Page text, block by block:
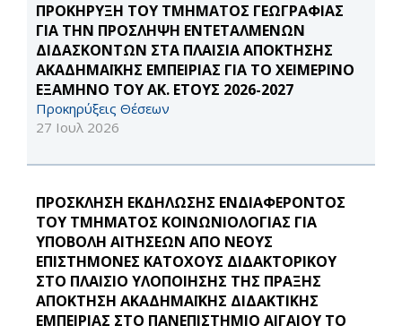
ΠΡΟΚΗΡΥΞΗ ΤΟΥ ΤΜΗΜΑΤΟΣ ΓΕΩΓΡΑΦΙΑΣ
ΓΙΑ ΤΗΝ ΠΡΟΣΛΗΨΗ ΕΝΤΕΤΑΛΜΕΝΩΝ
ΔΙΔΑΣΚΟΝΤΩΝ ΣΤΑ ΠΛΑΙΣΙΑ ΑΠΟΚΤΗΣΗΣ
ΑΚΑΔΗΜΑΪΚΗΣ ΕΜΠΕΙΡΙΑΣ ΓΙΑ ΤΟ ΧΕΙΜΕΡΙΝΟ
ΕΞΑΜΗΝΟ ΤΟΥ ΑΚ. ΕΤΟΥΣ 2026-2027
Προκηρύξεις Θέσεων
27 Ιουλ 2026
ΠΡΟΣΚΛΗΣΗ ΕΚΔΗΛΩΣΗΣ ΕΝΔΙΑΦΕΡΟΝΤΟΣ
ΤΟΥ ΤΜΗΜΑΤΟΣ ΚΟΙΝΩΝΙΟΛΟΓΙΑΣ ΓΙΑ
ΥΠΟΒΟΛΗ ΑΙΤΗΣΕΩΝ ΑΠΟ ΝΕΟΥΣ
ΕΠΙΣΤΗΜΟΝΕΣ ΚΑΤΟΧΟΥΣ ΔΙΔΑΚΤΟΡΙΚΟΥ
ΣΤΟ ΠΛΑΙΣΙΟ ΥΛΟΠΟΙΗΣΗΣ ΤΗΣ ΠΡΑΞΗΣ
ΑΠΟΚΤΗΣΗ ΑΚΑΔΗΜΑΪΚΗΣ ΔΙΔΑΚΤΙΚΗΣ
ΕΜΠΕΙΡΙΑΣ ΣΤΟ ΠΑΝΕΠΙΣΤΗΜΙΟ ΑΙΓΑΙΟΥ ΤΟ